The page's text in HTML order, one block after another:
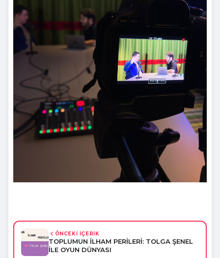
ÖNCEKİ İÇERİK
TOPLUMUN İLHAM PERİLERİ: TOLGA ŞENEL
İLE OYUN DÜNYASI